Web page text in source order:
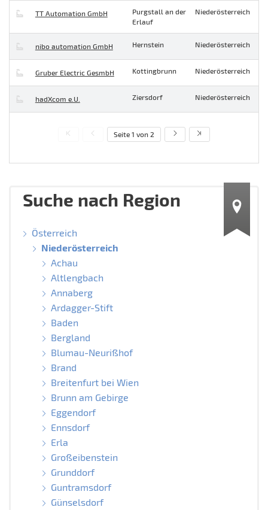
TT Automation GmbH
Purgstall an der
Erlauf
Niederösterreich
nibo automation GmbH Hernstein Niederösterreich
Gruber Electric GesmbH Kottingbrunn Niederösterreich
hadXcom e.U. Ziersdorf Niederösterreich
Seite 1 von 2
Suche nach Region
Österreich
Niederösterreich
Achau
Altlengbach
Annaberg
Ardagger-Stift
Baden
Bergland
Blumau-Neurißhof
Brand
Breitenfurt bei Wien
Brunn am Gebirge
Eggendorf
Ennsdorf
Erla
Großeibenstein
Grunddorf
Guntramsdorf
Günselsdorf